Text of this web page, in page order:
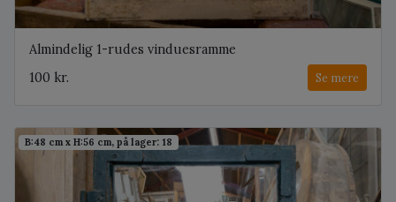
Almindelig 1-rudes vinduesramme
100 kr.
Se mere
B:48 cm x H:56 cm, på lager: 18